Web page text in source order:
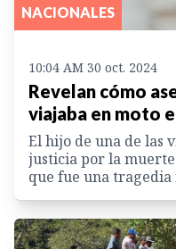
NACIONALES
10:04 AM 30 oct. 2024
Revelan cómo
viajaba en moto
El hijo de una de las
justicia por la
que fue una tragedia